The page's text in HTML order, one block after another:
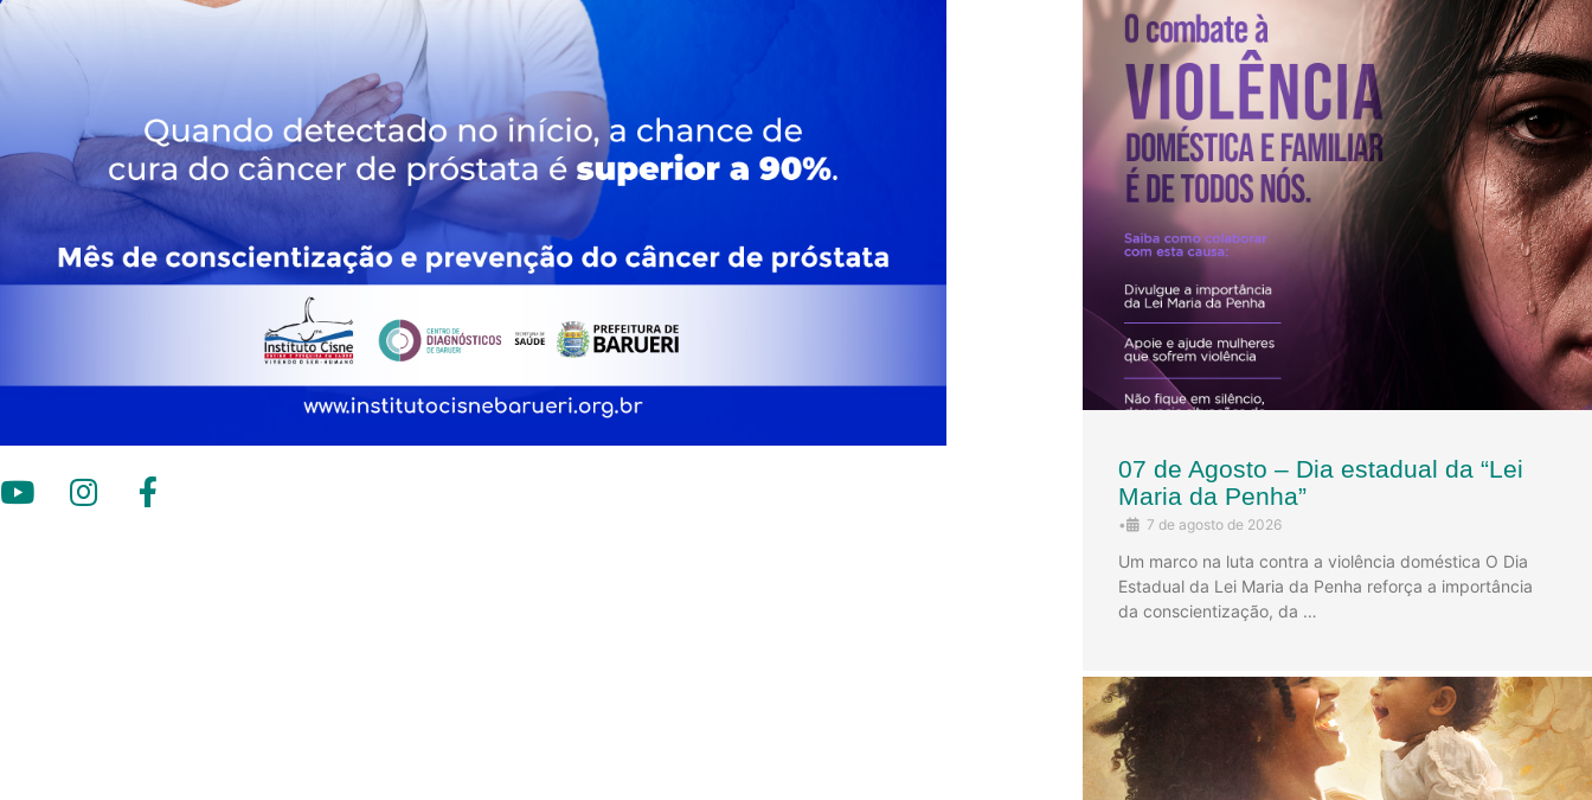
07 de Agosto – Dia estadual da “Lei
Maria da Penha”
• 7 de agosto de 2026
Um marco na luta contra a violência doméstica O Dia
Estadual da Lei Maria da Penha reforça a importância
da conscientização, da …